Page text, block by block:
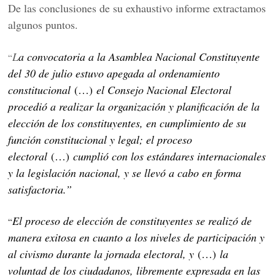
De las conclusiones de su exhaustivo informe extractamos
algunos puntos.
“La convocatoria a la Asamblea Nacional Constituyente
del 30 de julio estuvo apegada al ordenamiento
constitucional(…) el Consejo Nacional Electoral
procedió a realizar la organización y planificación de la
elección de los constituyentes, en cumplimiento de su
función constitucional y legal; el proceso
electoral(…) cumplió con los estándares internacionales
y la legislación nacional, y se llevó a cabo en forma
satisfactoria.”
“El proceso de elección de constituyentes se realizó de
manera exitosa en cuanto a los niveles de participación y
al civismo durante la jornada electoral, y(…) la
voluntad de los ciudadanos, libremente expresada en las